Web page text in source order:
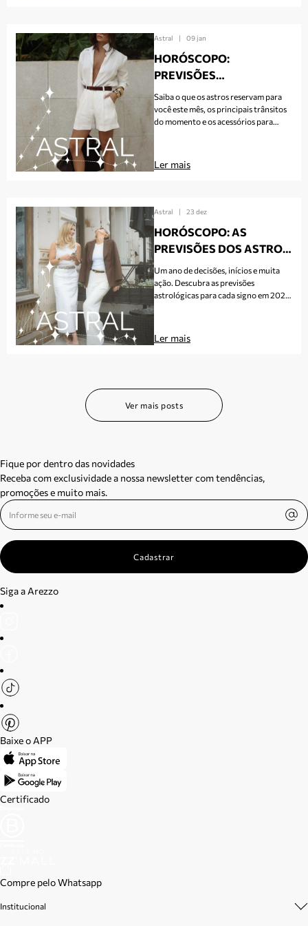
Astral | 09 jan
HORÓSCOPO:
PREVISÕES
ASTROLÓGICAS PARA
CADA SIGNO EM JANEIRO
Saiba o que os astros reservam para
você este mês, os principais trânsitos
do momento e os acessórios para
Ler mais
Astral | 23 dez
HORÓSCOPO: AS
PREVISÕES DOS ASTROS
PARA CADA SIGNO EM
2026
Um ano de decisões, inícios e muita
ação. Descubra as previsões
astrológicas para cada signo em 2026
Ler mais
Ver mais posts
Fique por dentro das novidades
Receba com exclusividade a nossa newsletter com tendências,
promoções e muito mais.
Cadastrar
Siga a Arezzo
Baixe o APP
Certificado
Compre pelo Whatsapp
Institucional